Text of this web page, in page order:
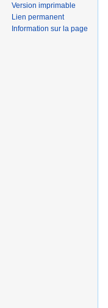
Version imprimable
Lien permanent
Information sur la page